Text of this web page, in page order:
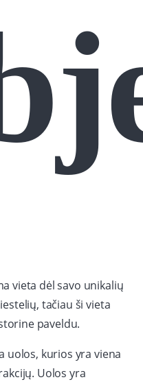
vieta dėl savo unikalių
tačiau ši vieta
paveldu.
uolos, kurios yra viena
Uolos yra